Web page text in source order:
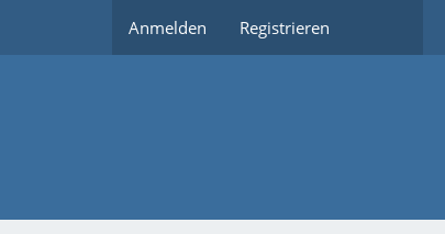
Anmelden Registrieren